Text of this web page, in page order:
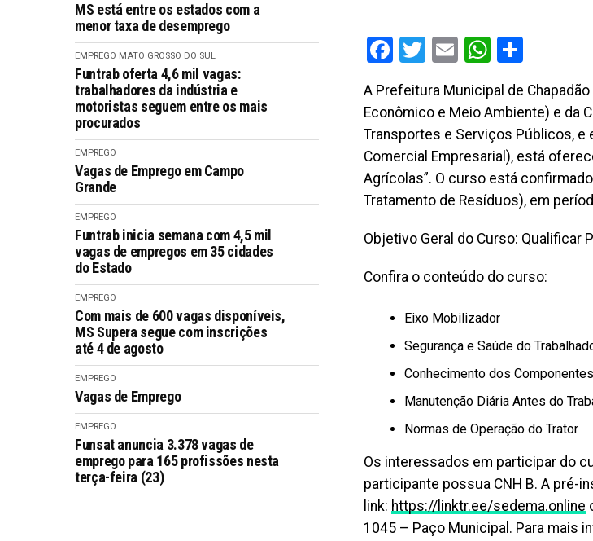
MS está entre os estados com a
menor taxa de desemprego
EMPREGO MATO GROSSO DO SUL
Funtrab oferta 4,6 mil vagas:
trabalhadores da indústria e
motoristas seguem entre os mais
procurados
EMPREGO
Vagas de Emprego em Campo
Grande
EMPREGO
Funtrab inicia semana com 4,5 mil
vagas de empregos em 35 cidades
do Estado
EMPREGO
Com mais de 600 vagas disponíveis,
MS Supera segue com inscrições
até 4 de agosto
EMPREGO
Vagas de Emprego
EMPREGO
Funsat anuncia 3.378 vagas de
emprego para 165 profissões nesta
terça-feira (23)
Facebook
Twitter
EmailWhatsApp
A Prefeitura Municipal de
Econômico e Meio Ambiente) e da
Transportes e Serviços Públicos, e
Comercial Empresarial), está
Agrícolas”. O curso está
Tratamento de Resíduos), em
Objetivo Geral do Curso: Qualificar
Confira o conteúdo do curso:
Eixo Mobilizador
Segurança e Saúde do
Conhecimento dos
Manutenção Diária Antes do
Normas de Operação do Trator
Os interessados em participar do
participante possua CNH B. A pré-
link: https://linktr.ee/sedema.online
1045 – Paço Municipal. Para mais